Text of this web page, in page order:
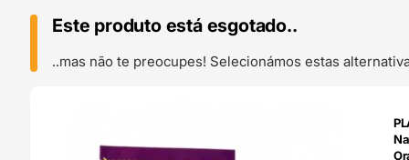
Este produto está esgotado..
..mas não te preocupes! Selecionámos estas